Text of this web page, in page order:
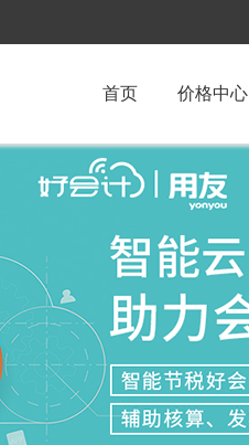
首页 价格中心